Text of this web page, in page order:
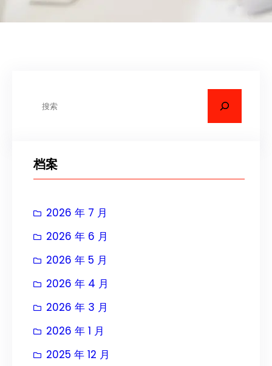
档案
2026 年 7 月
2026 年 6 月
2026 年 5 月
2026 年 4 月
2026 年 3 月
2026 年 1 月
2025 年 12 月